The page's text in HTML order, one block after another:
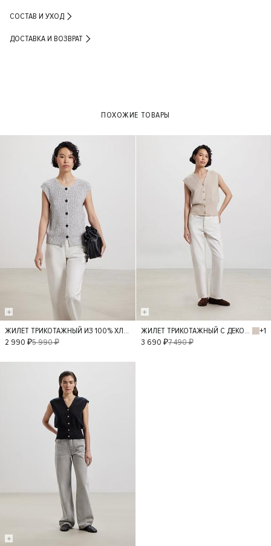
СОСТАВ И УХОД
ДОСТАВКА И ВОЗВРАТ
ПОХОЖИЕ ТОВАРЫ
S L
ЖИЛЕТ ТРИКОТАЖНЫЙ ИЗ 100% ХЛОПКА
2 990 ₽5 990 ₽ S L
ЖИЛЕТ ТРИКОТАЖНЫЙ С ДЕКОРАТИВНЫМИ ПУГОВИЦАМИ
+1
3 690 ₽7 490 ₽